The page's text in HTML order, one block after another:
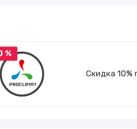
%
Скидка 10%